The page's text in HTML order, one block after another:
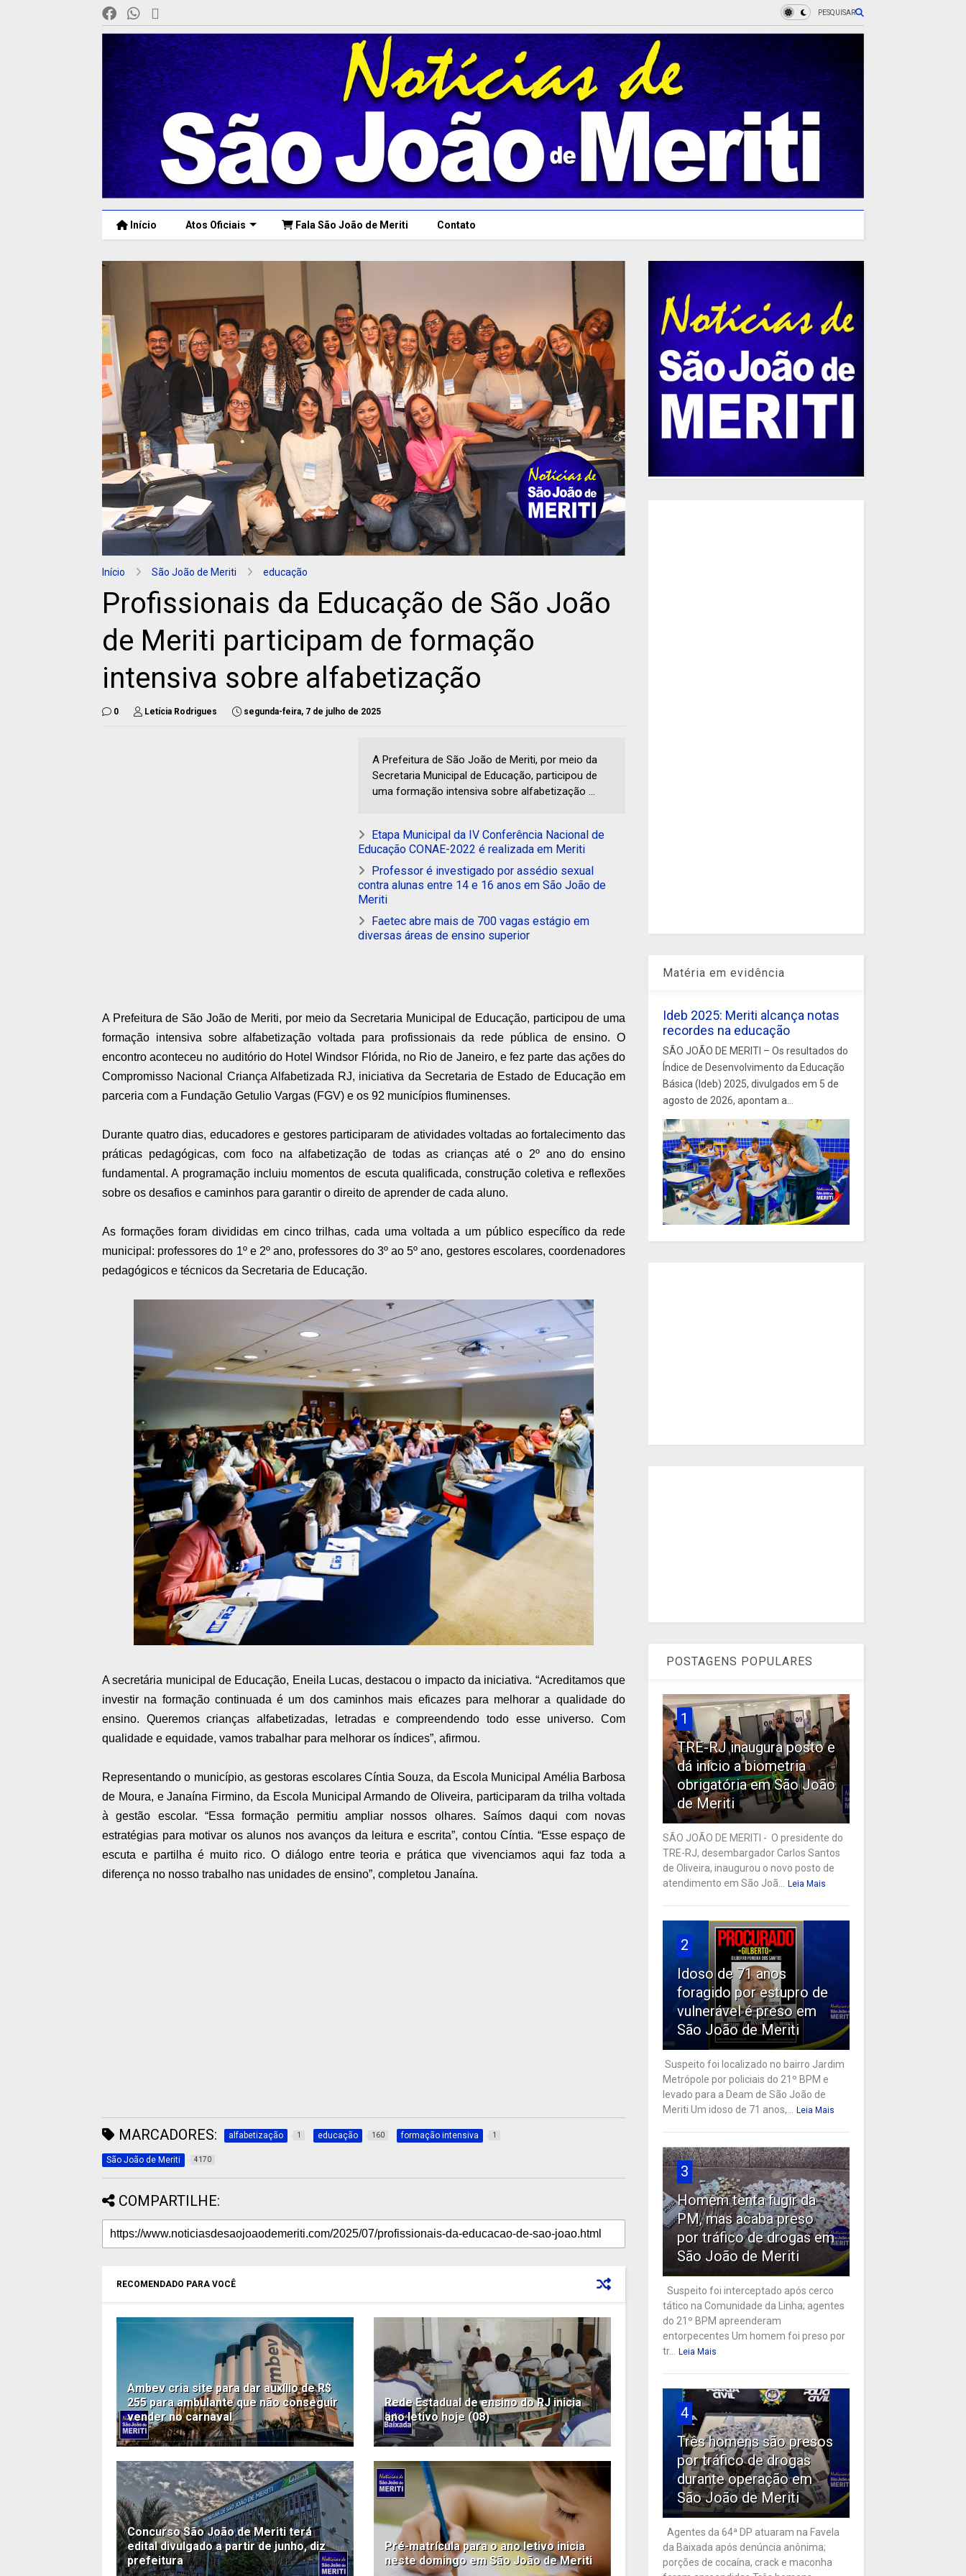
PESQUISAR
Início Atos Oficiais Fala São João de Meriti Contato
Início São João de Meriti educação
Profissionais da Educação de São João
de Meriti participam de formação
intensiva sobre alfabetização
0 Letícia Rodrigues segunda-feira, 7 de julho de 2025
A Prefeitura de São João de Meriti, por meio da
Secretaria Municipal de Educação, participou de
uma formação intensiva sobre alfabetização ...
Etapa Municipal da IV Conferência Nacional de
Educação CONAE-2022 é realizada em Meriti
Professor é investigado por assédio sexual
contra alunas entre 14 e 16 anos em São João de
Meriti
Faetec abre mais de 700 vagas estágio em
diversas áreas de ensino superior
A Prefeitura de São João de Meriti, por meio da Secretaria Municipal de Educação, participou de uma
formação intensiva sobre alfabetização voltada para profissionais da rede pública de ensino. O
encontro aconteceu no auditório do Hotel Windsor Flórida, no Rio de Janeiro, e fez parte das ações do
Compromisso Nacional Criança Alfabetizada RJ, iniciativa da Secretaria de Estado de Educação em
parceria com a Fundação Getulio Vargas (FGV) e os 92 municípios fluminenses.
Durante quatro dias, educadores e gestores participaram de atividades voltadas ao fortalecimento das
práticas pedagógicas, com foco na alfabetização de todas as crianças até o 2º ano do ensino
fundamental. A programação incluiu momentos de escuta qualificada, construção coletiva e reflexões
sobre os desafios e caminhos para garantir o direito de aprender de cada aluno.
As formações foram divididas em cinco trilhas, cada uma voltada a um público específico da rede
municipal: professores do 1º e 2º ano, professores do 3º ao 5º ano, gestores escolares, coordenadores
pedagógicos e técnicos da Secretaria de Educação.
A secretária municipal de Educação, Eneila Lucas, destacou o impacto da iniciativa. “Acreditamos que
investir na formação continuada é um dos caminhos mais eficazes para melhorar a qualidade do
ensino. Queremos crianças alfabetizadas, letradas e compreendendo todo esse universo. Com
qualidade e equidade, vamos trabalhar para melhorar os índices”, afirmou.
Representando o município, as gestoras escolares Cíntia Souza, da Escola Municipal Amélia Barbosa
de Moura, e Janaína Firmino, da Escola Municipal Armando de Oliveira, participaram da trilha voltada
à gestão escolar. “Essa formação permitiu ampliar nossos olhares. Saímos daqui com novas
estratégias para motivar os alunos nos avanços da leitura e escrita”, contou Cíntia. “Esse espaço de
escuta e partilha é muito rico. O diálogo entre teoria e prática que vivenciamos aqui faz toda a
diferença no nosso trabalho nas unidades de ensino”, completou Janaína.
MARCADORES: alfabetização 1 educação 160 formação intensiva 1
São João de Meriti 4170
COMPARTILHE:
RECOMENDADO PARA VOCÊ
Ambev cria site para dar auxílio de R$
255 para ambulante que não conseguir
vender no carnaval
Rede Estadual de ensino do RJ inicia
ano letivo hoje (08)
Concurso São João de Meriti terá
edital divulgado a partir de junho, diz
prefeitura
Pré-matrícula para o ano letivo inicia
neste domingo em São João de Meriti
Matéria em evidência
Ideb 2025: Meriti alcança notas
recordes na educação
SÃO JOÃO DE MERITI – Os resultados do
Índice de Desenvolvimento da Educação
Básica (Ideb) 2025, divulgados em 5 de
agosto de 2026, apontam a...
POSTAGENS POPULARES
1
TRE-RJ inaugura posto e
dá início a biometria
obrigatória em São João
de Meriti
SÃO JOÃO DE MERITI - O presidente do
TRE-RJ, desembargador Carlos Santos
de Oliveira, inaugurou o novo posto de
atendimento em São Joã...
Leia Mais
2
Idoso de 71 anos
foragido por estupro de
vulnerável é preso em
São João de Meriti
Suspeito foi localizado no bairro Jardim
Metrópole por policiais do 21º BPM e
levado para a Deam de São João de
Meriti Um idoso de 71 anos,...
Leia Mais
3
Homem tenta fugir da
PM, mas acaba preso
por tráfico de drogas em
São João de Meriti
Suspeito foi interceptado após cerco
tático na Comunidade da Linha; agentes
do 21º BPM apreenderam
entorpecentes Um homem foi preso por
tr...
Leia Mais
4
Três homens são presos
por tráfico de drogas
durante operação em
São João de Meriti
Agentes da 64ª DP atuaram na Favela
da Baixada após denúncia anônima;
porções de cocaína, crack e maconha